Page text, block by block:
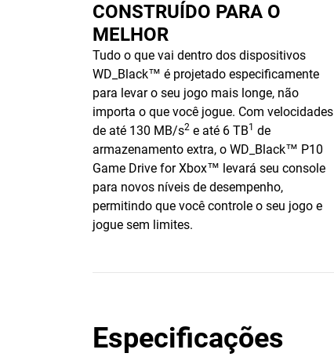
CONSTRUÍDO PARA O
MELHOR
Tudo o que vai dentro dos dispositivos
WD_Black™ é projetado especificamente
para levar o seu jogo mais longe, não
importa o que você jogue. Com velocidades
de até 130 MB/s2 e até 6 TB1 de
armazenamento extra, o WD_Black™ P10
Game Drive for Xbox™ levará seu console
para novos níveis de desempenho,
permitindo que você controle o seu jogo e
jogue sem limites.
Especificações